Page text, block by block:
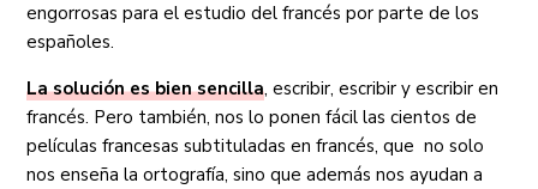
engorrosas para el estudio del francés por parte de los
españoles.
La solución es bien sencilla, escribir, escribir y escribir en
francés. Pero también, nos lo ponen fácil las cientos de
películas francesas subtituladas en francés, que no solo
nos enseña la ortografía, sino que además nos ayudan a